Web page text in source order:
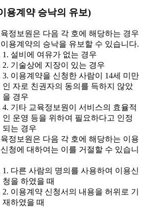
용계약 승낙의 유보)
정보원은 다음 각 호에 해당하는 경우
용계약의 승낙을 유보할 수 있습니다.
1. 설비에 여유가 없는 경우
2. 기술상에 지장이 있는 경우
3. 이용계약을 신청한 사람이 14세 미만
인 자로 친권자의 동의를 득하지 않았
을 경우
4. 기타 교육정보원이 서비스의 효율적
인 운영 등을 위하여 필요하다고 인정
되는 경우
정보원은 다음 각 호에 해당하는 이용
청에 대하여는 이를 거절할 수 있습니
1. 다른 사람의 명의를 사용하여 이용신
청을 하였을 때
2. 이용계약 신청서의 내용을 허위로 기
재하였을 때